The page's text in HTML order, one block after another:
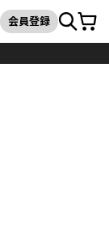
検索
会員登録カート